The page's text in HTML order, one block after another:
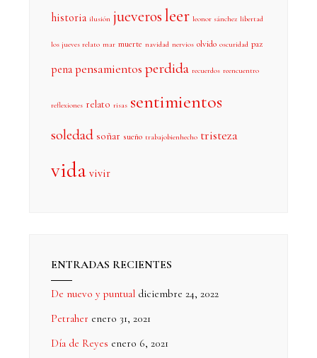
historia ilusión jueverosleer leonor sánchez libertad
los jueves relato mar muerte navidad nervios olvido oscuridad paz
pena pensamientos perdida recuerdos reencuentro
reflexiones relato risas sentimientos
soledad soñar sueño trabajobienhecho tristeza
vida vivir
ENTRADAS RECIENTES
De nuevo y puntual diciembre 24, 2022
Petraher enero 31, 2021
Día de Reyes enero 6, 2021